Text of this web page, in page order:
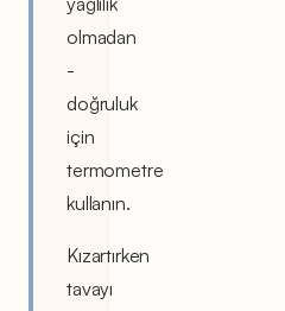
olmadan
-
doğruluk
için
termometre
kullanın.
Kızartırken
tavayı